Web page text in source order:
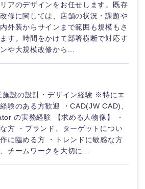
アのデザインをお任せします。既存
修に関しては、店舗の状況・課題や
外装からサインまで範囲も規模もさ
す。時間をかけて部署横断で対応す
や大規模改修から...
施設の設計・デザイン経験 ※特にエ
験のある方歓迎 ・CAD(JW CAD)、
の実務経験 【求める人物像】 ・
方 ・ブランド、ターゲットについ
に臨める方 ・トレンドに敏感な方
チームワークを大切に...